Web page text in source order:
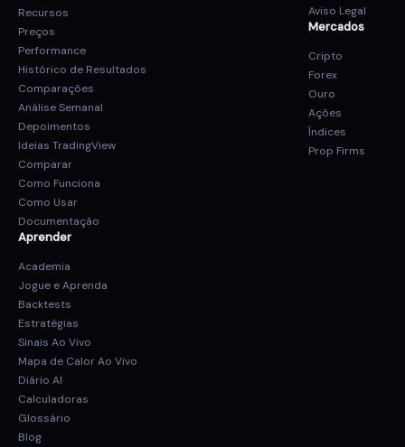
Recursos
Preços
Performance
Histórico de Resultados
Comparações
Análise Semanal
Depoimentos
Ideias TradingView
Comparar
Como Funciona
Como Usar
Documentação
Aprender
Academia
Jogue e Aprenda
Backtests
Estratégias
Sinais Ao Vivo
Mapa de Calor Ao Vivo
Diário AI
Calculadoras
Glossário
Blog
Aviso Legal
Mercados
Cripto
Forex
Ouro
Ações
Índices
Prop Firms